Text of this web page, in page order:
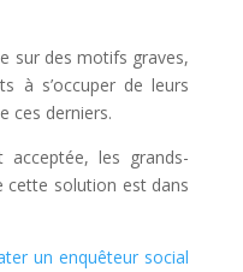
sur des motifs graves,
à s’occuper de leurs
ces derniers.
les grands-
cette solution est dans
un enquêteur social